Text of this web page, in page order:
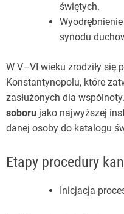
świętych.
synodu
W V–VI wieku zrodziły się
Konstantynopolu, które
zasłużonych dla
soboru jako najwyższej
danej osoby do katalogu
Etapy procedury
Inicjacja